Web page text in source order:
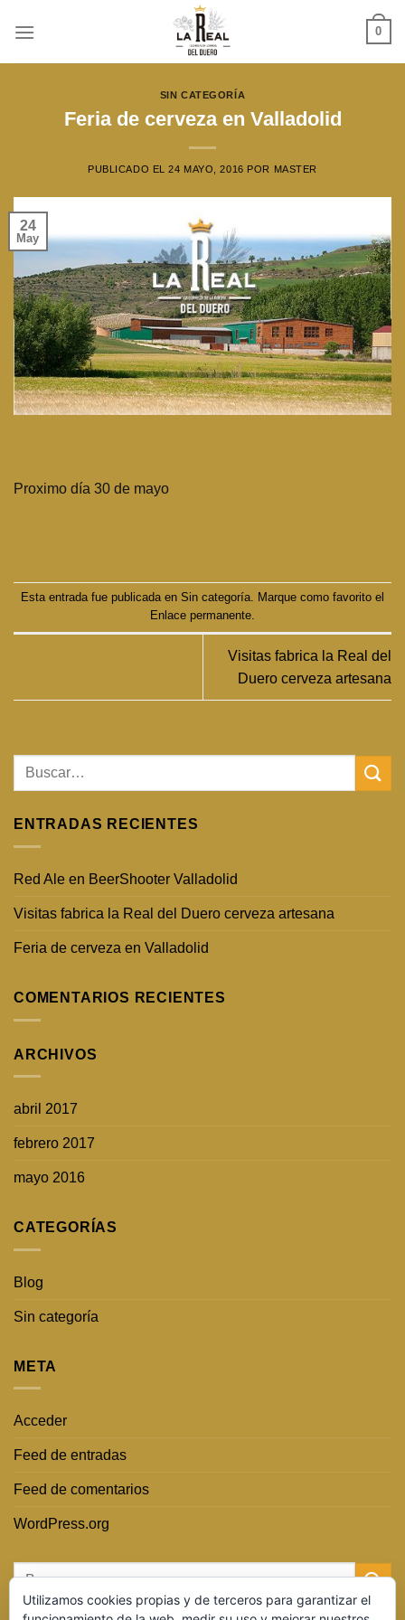
0
SIN CATEGORÍA
Feria de cerveza en Valladolid
PUBLICADO EL24 MAYO, 2016 POR MASTER
24
May
Proximo día 30 de mayo
Esta entrada fue publicada en Sin categoría. Marque como favorito el
Enlace permanente.
Visitas fabrica la Real del
Duero cerveza artesana
ENTRADAS RECIENTES
Red Ale en BeerShooter Valladolid
Visitas fabrica la Real del Duero cerveza artesana
Feria de cerveza en Valladolid
COMENTARIOS RECIENTES
ARCHIVOS
abril 2017
febrero 2017
mayo 2016
CATEGORÍAS
Blog
Sin categoría
META
Acceder
Feed de entradas
Feed de comentarios
WordPress.org
Utilizamos cookies propias y de terceros para garantizar el